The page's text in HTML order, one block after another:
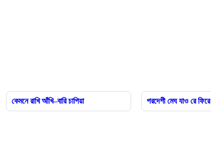
কেমনে রাখি আঁখি–বারি চাপিয়া পরদেশী মেঘ যাও রে ফিরে